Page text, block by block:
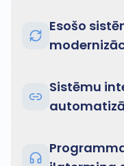
Esošo
Sistēmu